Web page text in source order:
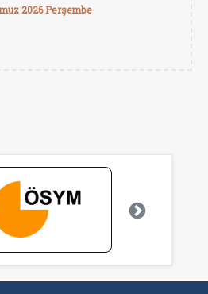
2026 Perşembe